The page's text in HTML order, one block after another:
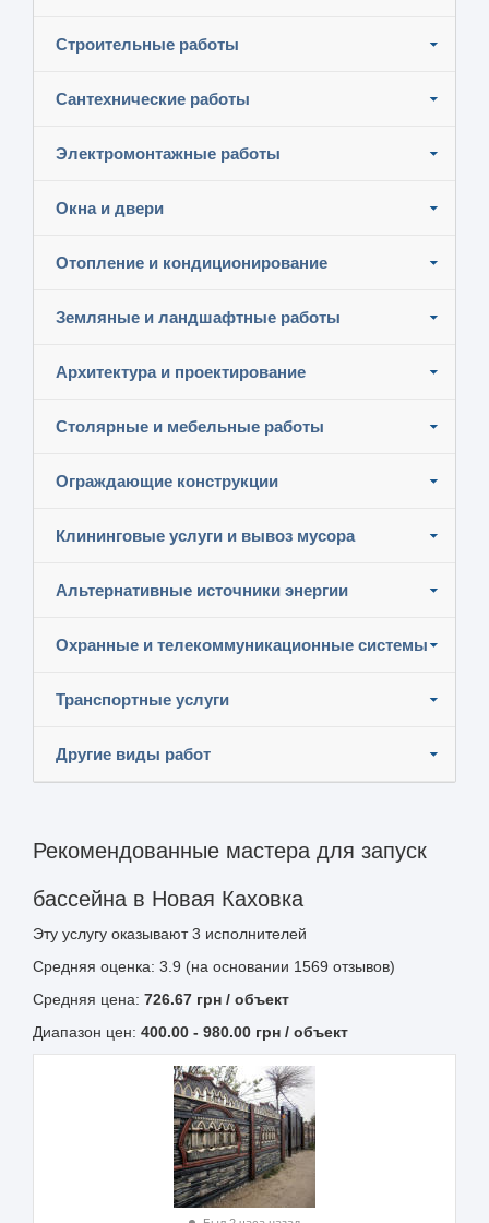
Строительные работы
Сантехнические работы
Электромонтажные работы
Окна и двери
Отопление и кондиционирование
Земляные и ландшафтные работы
Архитектура и проектирование
Столярные и мебельные работы
Ограждающие конструкции
Клининговые услуги и вывоз мусора
Альтернативные источники энергии
Охранные и телекоммуникационные системы
Транспортные услуги
Другие виды работ
Рекомендованные мастера для запуск
бассейна в Новая Каховка
Эту услугу оказывают3 исполнителей
Средняя оценка: 3.9 (на основании 1569 отзывов)
Средняя цена: 726.67 грн / объект
Диапазон цен: 400.00 - 980.00 грн / объект